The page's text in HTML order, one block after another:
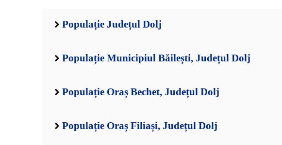
Populație Județul Dolj
Populație Municipiul Băilești, Județul Dolj
Populație Oraș Bechet, Județul Dolj
Populație Oraș Filiași, Județul Dolj